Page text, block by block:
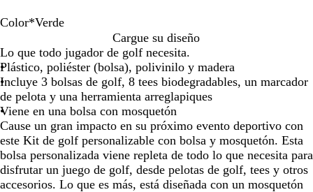
Color*Verde
z
u
l
e
r
d
e
o
j
o
Cargue su diseño
Lo que todo jugador de golf necesita.
Plástico, poliéster (bolsa), polivinilo y madera
Incluye 3 bolsas de golf, 8 tees biodegradables, un marcador
de pelota y una herramienta arreglapiques
Viene en una bolsa con mosquetón
Cause un gran impacto en su próximo evento deportivo con
este Kit de golf personalizable con bolsa y mosquetón. Esta
bolsa personalizada viene repleta de todo lo que necesita para
disfrutar un juego de golf, desde pelotas de golf, tees y otros
accesorios. Lo que es más, está diseñada con un mosquetón